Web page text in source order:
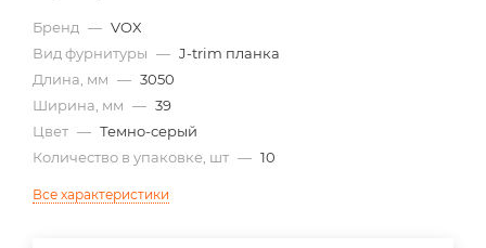
Бренд — VOX
Вид фурнитуры — J-trim планка
Длина, мм — 3050
Ширина, мм — 39
Цвет — Темно-серый
Количество в упаковке, шт — 10
Все характеристики